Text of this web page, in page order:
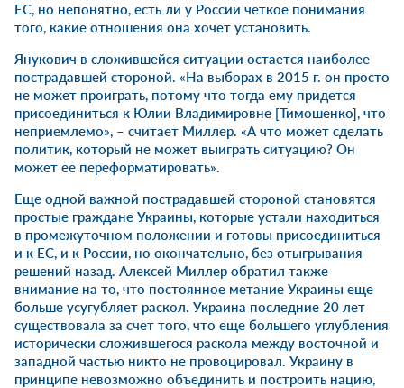
ЕС, но непонятно, есть ли у России четкое понимания
того, какие отношения она хочет установить.
Янукович в сложившейся ситуации остается наиболее
пострадавшей стороной. «На выборах в 2015 г. он просто
не может проиграть, потому что тогда ему придется
присоединиться к Юлии Владимировне [Тимошенко], что
неприемлемо», – считает Миллер. «А что может сделать
политик, который не может выиграть ситуацию? Он
может ее переформатировать».
Еще одной важной пострадавшей стороной становятся
простые граждане Украины, которые устали находиться
в промежуточном положении и готовы присоединиться
и к ЕС, и к России, но окончательно, без отыгрывания
решений назад. Алексей Миллер обратил также
внимание на то, что постоянное метание Украины еще
больше усугубляет раскол. Украина последние 20 лет
существовала за счет того, что еще большего углубления
исторически сложившегося раскола между восточной и
западной частью никто не провоцировал. Украину в
принципе невозможно объединить и построить нацию,